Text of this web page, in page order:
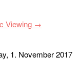
Viewing
1. November 2017